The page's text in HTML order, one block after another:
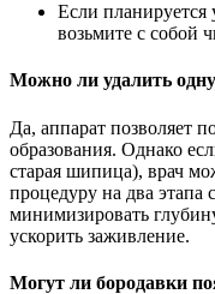
Если планируется
возьмите с собой
Можно ли удалить
Да, аппарат позволяет
образования. Однако
старая шипица), врач
процедуру на два этапа
минимизировать
ускорить заживление.
Могут ли бородавки